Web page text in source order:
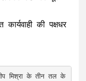
की पक्षधर